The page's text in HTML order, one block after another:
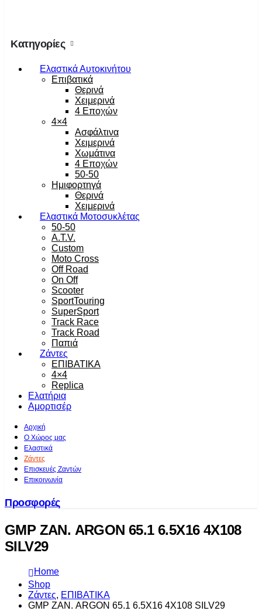
Κατηγορίες
Ελαστικά Αυτοκινήτου
Επιβατικά
Θερινά
Χειμερινά
4 Εποχών
4×4
Ασφάλτινα
Χειμερινά
Χωμάτινα
4 Εποχών
50-50
Ημιφορτηγά
Θερινά
Χειμερινά
Ελαστικά Μοτοσυκλέτας
50-50
A.T.V.
Custom
Moto Cross
Off Road
On Off
Scooter
SportTouring
SuperSport
Track Race
Track Road
Παπιά
Ζάντες
ΕΠΙΒΑΤΙΚΑ
4×4
Replica
Ελατήρια
Αμορτισέρ
Αρχική
Ο Χώρος μας
Ελαστικά
Ζάντες
Επισκευές Ζαντών
Επικοινωνία
Προσφορές
GMP ΖΑΝ. ARGON 65.1 6.5Χ16 4Χ108
SILV29
Home
Shop
Ζάντες, ΕΠΙΒΑΤΙΚΑ
GMP ΖΑΝ. ARGON 65.1 6.5Χ16 4Χ108 SILV29